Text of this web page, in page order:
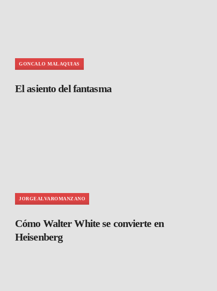
GONCALO MALAQUIAS
El asiento del fantasma
JORGEALVAROMANZANO
Cómo Walter White se convierte en
Heisenberg